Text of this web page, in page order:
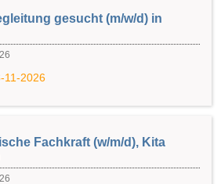
gesucht (m/w/d) in
11-2026
Fachkraft (w/m/d), Kita